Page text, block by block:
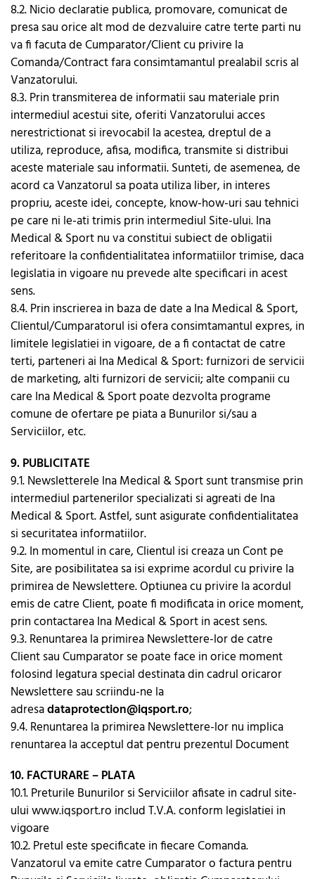
8.2. Nicio declaratie publica, promovare, comunicat de
presa sau orice alt mod de dezvaluire catre terte parti nu
va fi facuta de Cumparator/Client cu privire la
Comanda/Contract fara consimtamantul prealabil scris al
Vanzatorului.
8.3. Prin transmiterea de informatii sau materiale prin
intermediul acestui site, oferiti Vanzatorului acces
nerestrictionat si irevocabil la acestea, dreptul de a
utiliza, reproduce, afisa, modifica, transmite si distribui
aceste materiale sau informatii. Sunteti, de asemenea, de
acord ca Vanzatorul sa poata utiliza liber, in interes
propriu, aceste idei, concepte, know-how-uri sau tehnici
pe care ni le-ati trimis prin intermediul Site-ului. Ina
Medical & Sport nu va constitui subiect de obligatii
referitoare la confidentialitatea informatiilor trimise, daca
legislatia in vigoare nu prevede alte specificari in acest
sens.
8.4. Prin inscrierea in baza de date a Ina Medical & Sport,
Clientul/Cumparatorul isi ofera consimtamantul expres, in
limitele legislatiei in vigoare, de a fi contactat de catre
terti, parteneri ai Ina Medical & Sport: furnizori de servicii
de marketing, alti furnizori de servicii; alte companii cu
care Ina Medical & Sport poate dezvolta programe
comune de ofertare pe piata a Bunurilor si/sau a
Serviciilor, etc.
9. PUBLICITATE
9.1. Newsletterele Ina Medical & Sport sunt transmise prin
intermediul partenerilor specializati si agreati de Ina
Medical & Sport. Astfel, sunt asigurate confidentialitatea
si securitatea informatiilor.
9.2. In momentul in care, Clientul isi creaza un Cont pe
Site, are posibilitatea sa isi exprime acordul cu privire la
primirea de Newslettere. Optiunea cu privire la acordul
emis de catre Client, poate fi modificata in orice moment,
prin contactarea Ina Medical & Sport in acest sens.
9.3. Renuntarea la primirea Newslettere-lor de catre
Client sau Cumparator se poate face in orice moment
folosind legatura special destinata din cadrul oricaror
Newslettere sau scriindu-ne la
adresadataprotection@iqsport.ro;
9.4. Renuntarea la primirea Newslettere-lor nu implica
renuntarea la acceptul dat pentru prezentul Document
10. FACTURARE – PLATA
10.1. Preturile Bunurilor si Serviciilor afisate in cadrul site-
ului www.iqsport.ro includ T.V.A. conform legislatiei in
vigoare
10.2. Pretul este specificate in fiecare Comanda.
Vanzatorul va emite catre Cumparator o factura pentru